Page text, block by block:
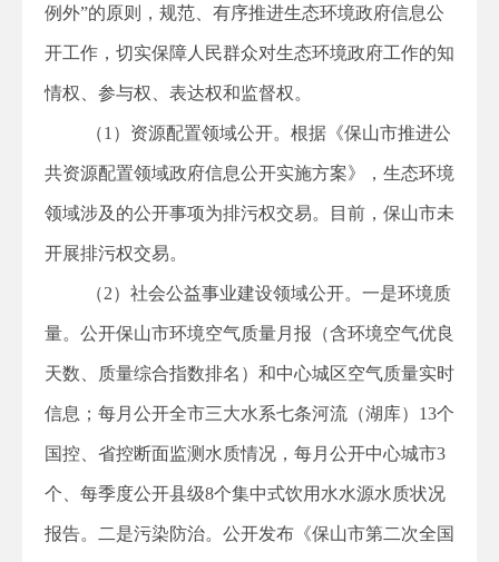
例外”的原则，规范、有序推进生态环境政府信息公
开工作，切实保障人民群众对生态环境政府工作的知
情权、参与权、表达权和监督权。
（1）资源配置领域公开。根据《保山市推进公
共资源配置领域政府信息公开实施方案》，生态环境
领域涉及的公开事项为排污权交易。目前，保山市未
开展排污权交易。
（2）社会公益事业建设领域公开。一是环境质
量。公开保山市环境空气质量月报（含环境空气优良
天数、质量综合指数排名）和中心城区空气质量实时
信息；每月公开全市三大水系七条河流（湖库）13个
国控、省控断面监测水质情况，每月公开中心城市3
个、每季度公开县级8个集中式饮用水水源水质状况
报告。二是污染防治。公开发布《保山市第二次全国